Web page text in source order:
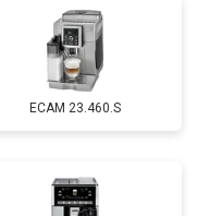
EСAM 23.460.S